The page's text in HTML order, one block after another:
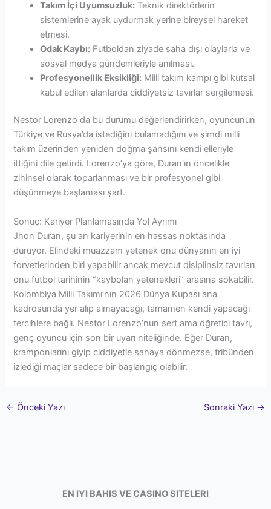
Takım İçi Uyumsuzluk: Teknik direktörlerin
sistemlerine ayak uydurmak yerine bireysel hareket
etmesi.
Odak Kaybı: Futboldan ziyade saha dışı olaylarla ve
sosyal medya gündemleriyle anılması.
Profesyonellik Eksikliği: Milli takım kampı gibi kutsal
kabul edilen alanlarda ciddiyetsiz tavırlar sergilemesi.
Nestor Lorenzo da bu durumu değerlendirirken, oyuncunun
Türkiye ve Rusya’da istediğini bulamadığını ve şimdi milli
takım üzerinden yeniden doğma şansını kendi elleriyle
ittiğini dile getirdi. Lorenzo’ya göre, Duran’ın öncelikle
zihinsel olarak toparlanması ve bir profesyonel gibi
düşünmeye başlaması şart.
Sonuç: Kariyer Planlamasında Yol Ayrımı
Jhon Duran, şu an kariyerinin en hassas noktasında
duruyor. Elindeki muazzam yetenek onu dünyanın en iyi
forvetlerinden biri yapabilir ancak mevcut disiplinsiz tavırları
onu futbol tarihinin “kaybolan yetenekleri” arasına sokabilir.
Kolombiya Milli Takımı’nın 2026 Dünya Kupası ana
kadrosunda yer alıp almayacağı, tamamen kendi yapacağı
tercihlere bağlı. Nestor Lorenzo’nun sert ama öğretici tavrı,
genç oyuncu için son bir uyarı niteliğinde. Eğer Duran,
kramponlarını giyip ciddiyetle sahaya dönmezse, tribünden
izlediği maçlar sadece bir başlangıç olabilir.
← Önceki Yazı Sonraki Yazı →
EN IYI BAHIS VE CASINO SITELERI